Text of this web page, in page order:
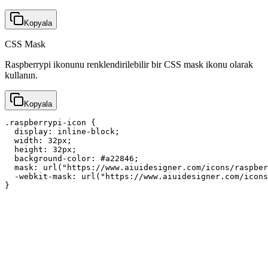
Kopyala
CSS Mask
Raspberrypi ikonunu renklendirilebilir bir CSS mask ikonu olarak
kullanın.
Kopyala
.raspberrypi-icon {
  display: inline-block;
  width: 32px;
  height: 32px;
  background-color: #a22846;
mask: url("https://www.aiuidesigner.com/icons/
-webkit-mask: url("https://www.aiuidesigner.com/
}